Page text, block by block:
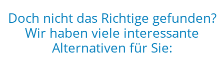
Doch nicht das Richtige gefunden?
Wir haben viele interessante
Alternativen für Sie: